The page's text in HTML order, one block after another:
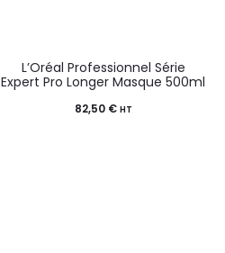
L’Oréal Professionnel Série
Expert Pro Longer Masque 500ml
82,50 € HT